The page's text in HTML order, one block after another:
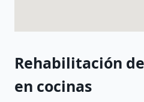
Rehabilitación
en cocinas